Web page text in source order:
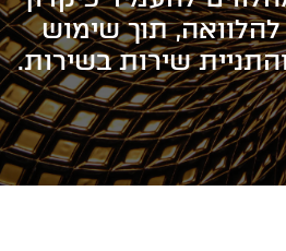
תוך שימוש
שירות בשירות.